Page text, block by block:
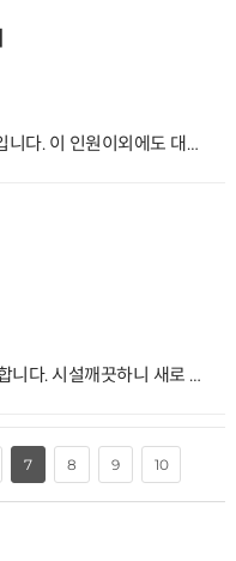
월영동 대단지 아파트상가 미술교습소입니다. 이 인원이외에도 대기생들이 많이 있을정도로 학생들 많은 곳입니다. 차량운행없으며 강력히 추천드리며 후회 없으실 자리입니다. 거래형태:임대 종류:제2종근생-교습소 사용승인일:2019.12.9입주가능일:협의 주차:1대가능 방향:주출입구기준 남동향 관리비:10만원3/3층
석동에 있는 영수학원입니다. 확장이전합니다. 시설깨끗하니 새로 시작하실분 문의주세요거래형태:임대 종류:제2종근생-학원 사용승인일:2005.12.28입주가능일:협의 주차:1대가능 방향:주출입구기준 남동향 관리비:없음1/3층
7 8 9 10